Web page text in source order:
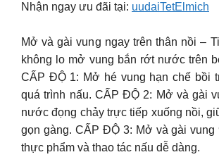
Nhận ngay ưu đãi tại: uudaiTetElmich
Mở và gài vung ngay trên thân nồi –
không lo mở vung bắn rớt nước trên
CẤP ĐỘ 1: Mở hé vung hạn chế bồi
quá trình nấu. CẤP ĐỘ 2: Mở và gài
nước đọng chảy trực tiếp xuống nồi,
gọn gàng. CẤP ĐỘ 3: Mở và gài vung
thực phẩm và thao tác nấu dễ dàng.